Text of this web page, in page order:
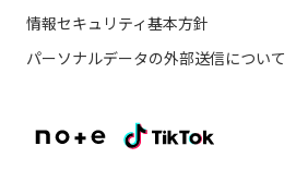
情報セキュリティ基本方針
パーソナルデータの外部送信について